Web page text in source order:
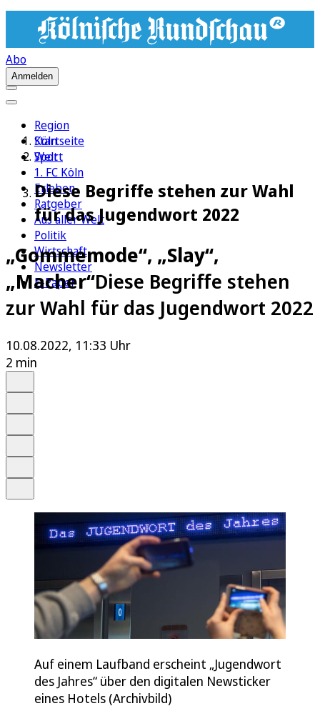
Abo
Anmelden
Region
Köln
Sport
1. FC Köln
Erleben
Ratgeber
Aus aller Welt
Politik
Wirtschaft
Newsletter
E-Paper
Startseite
Welt
Diese Begriffe stehen zur Wahl
für das Jugendwort 2022
„Gommemode“, „Slay“,
„Macher“Diese Begriffe stehen
zur Wahl für das Jugendwort 2022
10.08.2022, 11:33 Uhr
2 min
Auf einem Laufband erscheint „Jugendwort
des Jahres“ über den digitalen Newsticker
eines Hotels (Archivbild)